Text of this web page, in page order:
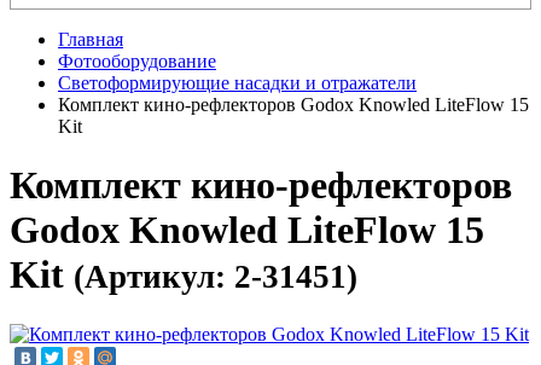
Главная
Фотооборудование
Светоформирующие насадки и отражатели
Комплект кино-рефлекторов Godox Knowled LiteFlow 15
Kit
Комплект кино-рефлекторов
Godox Knowled LiteFlow 15
Kit (Артикул: 2-31451)